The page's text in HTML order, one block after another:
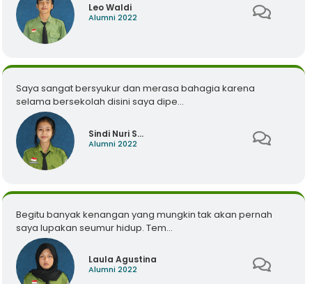
Leo Waldi
Alumni 2022
Saya sangat bersyukur dan merasa bahagia karena
selama bersekolah disini saya dipe...
Sindi Nuri S...
Alumni 2022
Begitu banyak kenangan yang mungkin tak akan pernah
saya lupakan seumur hidup. Tem...
Laula Agustina
Alumni 2022